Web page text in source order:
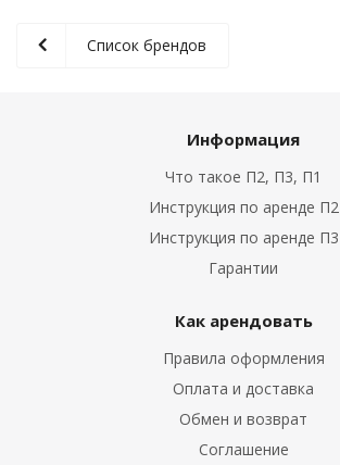
Список брендов
Информация
Что такое П2, П3, П1
Инструкция по аренде П2
Инструкция по аренде П3
Гарантии
Как арендовать
Правила оформления
Оплата и доставка
Обмен и возврат
Соглашение